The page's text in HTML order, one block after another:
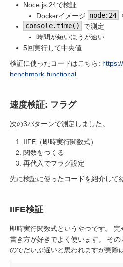
Node.js 24で検証
Dockerイメージ
node:24
console.time()
で測定
時間が短いほうが速い
5回実行して中央値
検証に使ったコードはこちら:
benchmark-functional
速度検証: フラグ
次の3パターンで測定しました。
IIFE（即時実行関数式）
関数をつくる
再代入でフラグ設定
先に検証に使ったコードを紹介して
IIFE検証
即時実行関数式というやつです。
書き方が好きでよく使います。 そ
のでだいぶ遅いと思われますが実際